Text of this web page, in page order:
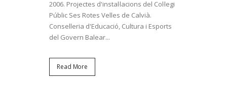
2006. Projectes d'instal·lacions del Col·legi
Públic Ses Rotes Velles de Calvià.
Conselleria d'Educació, Cultura i Esports
del Govern Balear...
Read More